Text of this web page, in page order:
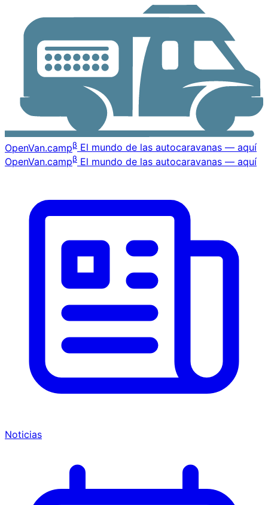
OpenVan.campβ El mundo de las autocaravanas — aquí
OpenVan.campβ El mundo de las autocaravanas — aquí
Noticias